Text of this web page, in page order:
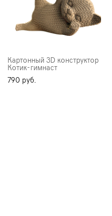
Картонный 3D конструктор
Котик-гимнаст
790 pуб.